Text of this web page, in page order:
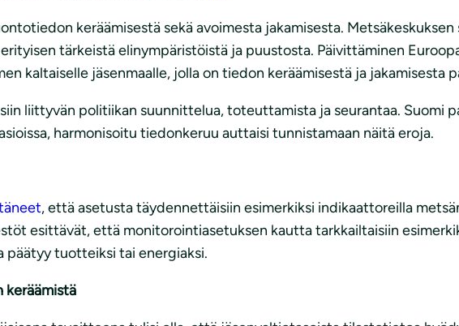
keräämisestä sekä avoimesta jakamisesta.
tärkeistä elinympäristöistä ja puustosta. Päivittäminen
kaltaiselle jäsenmaalle, jolla on tiedon keräämisestä ja jakamisesta
liittyvän politiikan suunnittelua, toteuttamista ja seurantaa. Suomi
harmonisoitu tiedonkeruu auttaisi tunnistamaan näitä eroja.
, että asetusta täydennettäisiin esimerkiksi indikaattoreilla
esittävät, että monitorointiasetuksen kautta tarkkailtaisiin
päätyy tuotteiksi tai energiaksi.
keräämistä